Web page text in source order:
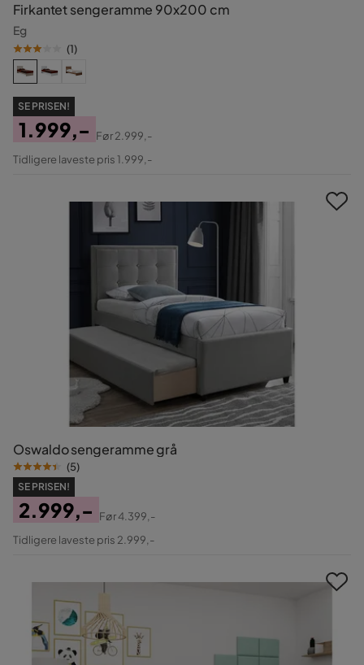
Firkantet sengeramme 90x200 cm
Eg
(1)
SE PRISEN!
Pris
1.999,-
Original
Før2.999,-
Tidligere laveste pris 1.999,-
Oswaldo sengeramme grå
(5)
SE PRISEN!
Pris
2.999,-
Original
Før4.399,-
Tidligere laveste pris 2.999,-